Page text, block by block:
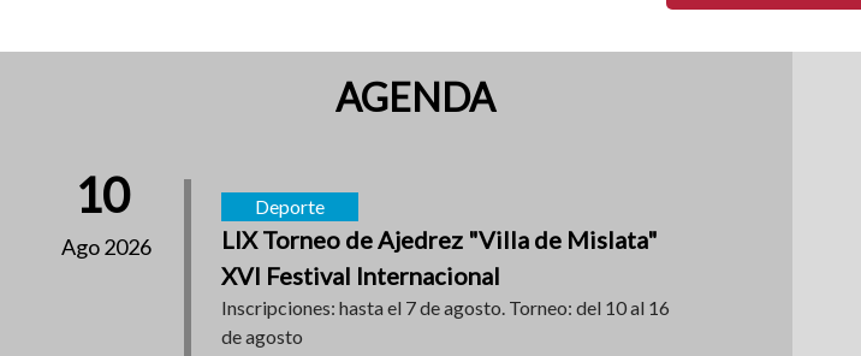
AGENDA
10
Ago 2026
Deporte
LIX Torneo de Ajedrez "Villa de Mislata"
XVI Festival Internacional
Inscripciones: hasta el 7 de agosto. Torneo: del 10 al 16
de agosto